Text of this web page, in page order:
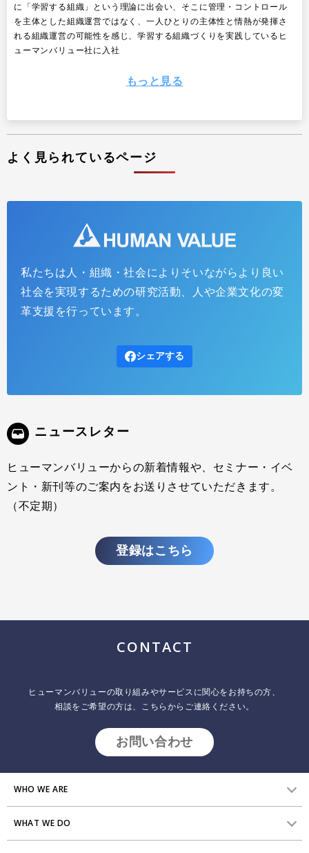
に「学習する組織」という理論に出会い、そこに管理・コントロール
を主体とした組織運営ではなく、一人ひとりの主体性と情熱が発揮さ
れる組織運営の可能性を感じ、学習する組織づくりを実践しているヒ
ューマンバリュー社に入社
Web労政時報 第7回：経営陣と共に未来を創造する
～これからの人事・人材開発の役割として大切なこと
～（全12回）
もっと見る
よく見られているページ
私たちは人・組織・社会によりそいながらより良い
社会を実現するための研究活動、人や企業文化の変
革支援を行っています。
シェアする
ニュースレター
ヒューマンバリューからの新着情報や、セミナー・イベ
ント・新刊等のご案内をお送りさせていただきます。
（不定期）
登録はこちら
CONTACT
ヒューマンバリューの取り組みやサービスに関心をお持ちの方、
相談をご希望の方は、こちらからご連絡ください。
お問い合わせ
WHO WE ARE
HVからのメッセージ
WHAT WE DO